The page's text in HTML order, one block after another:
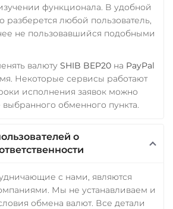
функционала. В удобной
разберется любой пользователь,
не пользовавшийся подобными
валюту SHIB BEP20 на PayPal
Некоторые сервисы работают
исполнения заявок можно
выбранного обменного пункта.
о
с нами, являются
Мы не устанавливаем и
обмена валют. Все детали